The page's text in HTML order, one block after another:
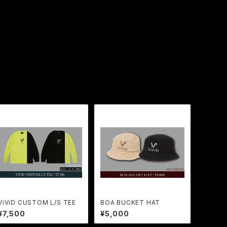
CUSTOM L/S TEE BOA BUCKET HAT
¥5,000